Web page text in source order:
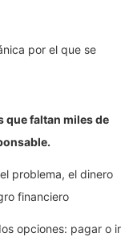
que faltan miles de
problema, el dinero
financiero
opciones: pagar o ir